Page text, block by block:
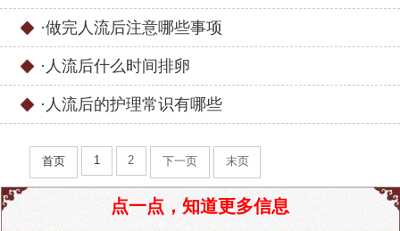
·做完人流后注意哪些事项
· 人流后什么时间排卵
· 人流后的护理常识有哪些
首页 1 2 下一页 末页
点一点，知道更多信息